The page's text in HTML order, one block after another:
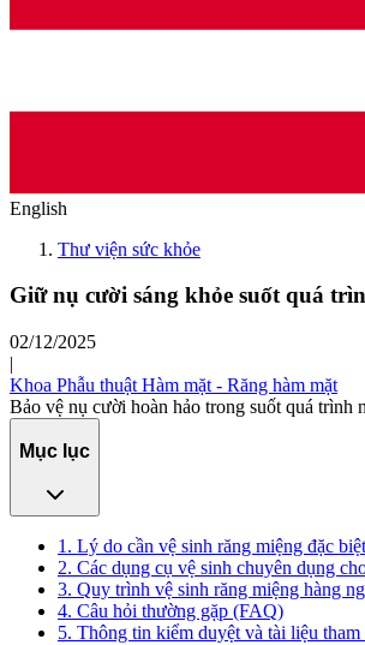
English
Thư viện sức khỏe
Giữ nụ cười sáng khỏe suốt quá
02/12/2025
|
Khoa Phẫu thuật Hàm mặt - Răng hàm mặt
Bảo vệ nụ cười hoàn hảo trong suốt quá trình
Mục lục
1. Lý do cần vệ sinh răng miệng đặc
2. Các dụng cụ vệ sinh chuyên dụng
3. Quy trình vệ sinh răng miệng hàng
4. Câu hỏi thường gặp (FAQ)
5. Thông tin kiểm duyệt và tài liệu tham